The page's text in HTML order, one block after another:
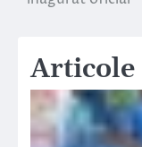
Articole